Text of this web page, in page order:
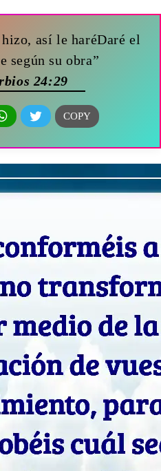
así le haréDaré el
según su obra”
24:29